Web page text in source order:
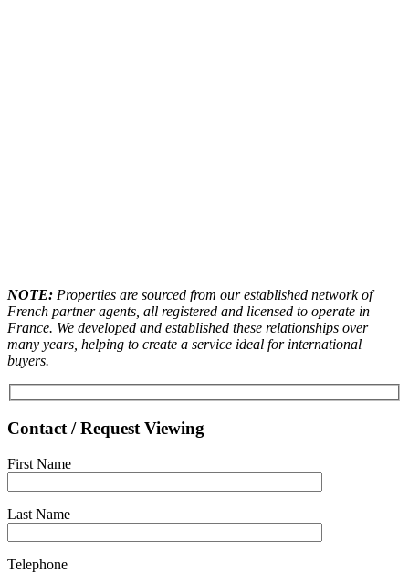
NOTE: Properties are sourced from our established network of
French partner agents, all registered and licensed to operate in
France. We developed and established these relationships over
many years, helping to create a service ideal for international
buyers.
Contact / Request Viewing
First Name
Last Name
Telephone